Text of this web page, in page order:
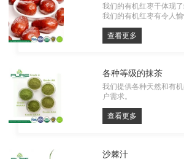
我们的有机红枣干体现
我们的有机红枣有令人
素、矿物质和抗氧化剂
的有机红枣干，享受大自
查看更多
各种等级的抹茶
我们提供各种天然和有
户需求。
查看更多
沙棘汁